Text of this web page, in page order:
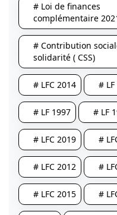
# Loi de finances
complémentaire
# Contribution
solidarité ( CSS)
# LFC 2014 #
# LF 1997 # LF
# LFC 2019 #
# LFC 2012 #
# LFC 2015 #